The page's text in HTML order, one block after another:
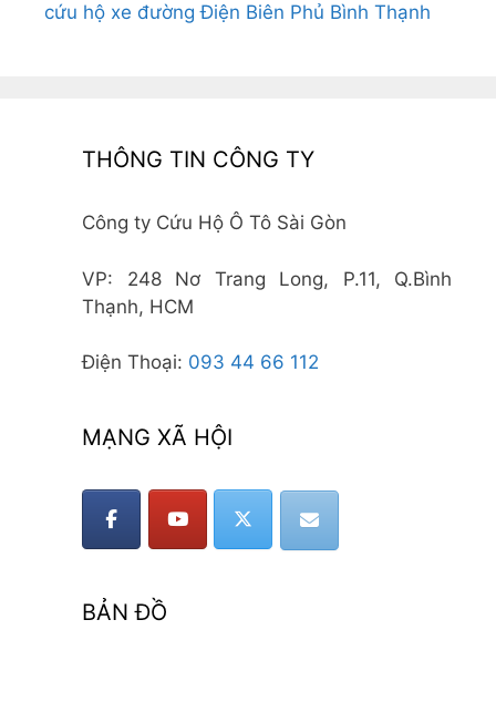
cứu hộ xe đường Điện Biên Phủ Bình Thạnh
THÔNG TIN CÔNG TY
Công ty Cứu Hộ Ô Tô Sài Gòn
VP: 248 Nơ Trang Long, P.11, Q.Bình
Thạnh, HCM
Điện Thoại: 093 44 66 112
MẠNG XÃ HỘI
BẢN ĐỒ